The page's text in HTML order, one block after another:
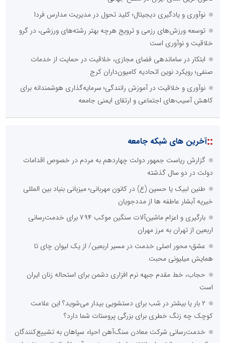
نوآوری و یادگیری دیجیتال؛ کلید تحول در مدیریت مدارس فردا
توسعه ورزش‌های رزمی و ترویج هرچه بهتر رشته‌های ورزشی، در گرو
خلاقیت و نوآوری است
ابتکار در ساماندهی فضای مجازی، خلاقیت در حمایت از خدمات
صنفی؛ رویکرد نوین اتحادیه کامیون‌داران کرج
نوآوری و خلاقیت در آموزش رانندگی؛ سرمایه‌گذاری هوشمندانه برای
کاهش آسیب‌های اجتماعی و ارتقای ایمنی جامعه
::آخرین های شبکه جامعه
گزارش ریاست جمهور دولت چهاردهم به مردم در خصوص اقدامات
دولت در دو سال گذشته
طنین لبیک یا حسین (ع) در کانون مهربانی؛ میزبانی بنیاد بین المللی
خیریه آبشار عاطفه ها از مددجویان
بارگیری و اعزام ماشین‌آلات سنگین موکب ۷۹۴ برای خدمت‌رسانی
اربعین از تهران به مرز مهران
عشق؛ محور اصلی خدمت در مسیر اربعین/ از یک لیوان چای تا
همایش میلیونی محبت
حجاب، خط مقدم جبهه نرم افزاری دشمن برای استحاله زنان ایران
است
۲ بار یا بیشتر در شب برای دستشویی بیدار می‌شوید؟ این علامت
کوچک چه زنگ خطری برای بزرگی پروستات شما دارد؟
خدمت‌رسانی شرکت معادن سنگ‌آهن احیاء سپاهان به تشییع‌کنندگان